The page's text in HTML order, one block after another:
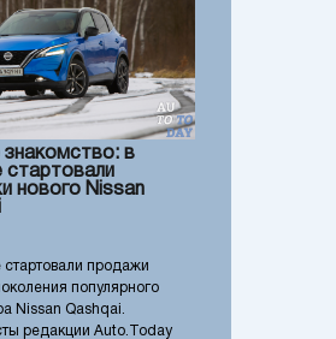
знакомство: в
стартовали
нового Nissan
стартовали продажи
популярного
Nissan Qashqai.
редакции Auto.Today